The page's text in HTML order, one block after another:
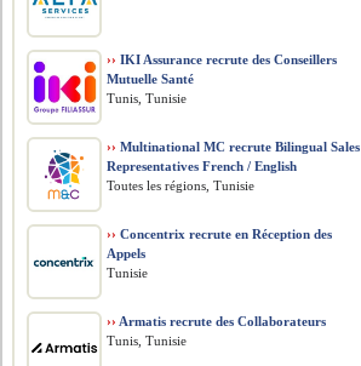
›› IKI Assurance recrute des Conseillers
Mutuelle Santé
Tunis, Tunisie
›› Multinational MC recrute Bilingual Sales
Representatives French / English
Toutes les régions, Tunisie
›› Concentrix recrute en Réception des
Appels
Tunisie
›› Armatis recrute des Collaborateurs
Tunis, Tunisie